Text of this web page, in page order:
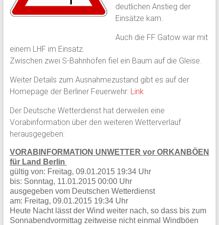
deutlichen Anstieg der
Einsätze kam.
Auch die FF Gatow war mit
einem LHF im Einsatz.
Zwischen zwei S-Bahnhöfen fiel ein Baum auf die Gleise.
Weiter Details zum Ausnahmezustand gibt es auf der
Homepage der Berliner Feuerwehr: Link
Der Deutsche Wetterdienst hat derweilen eine
Vorabinformation über den weiteren Wetterverlauf
herausgegeben:
VORABINFORMATION UNWETTER vor ORKANBÖEN
für Land Berlin
gültig von: Freitag, 09.01.2015 19:34 Uhr
bis: Sonntag, 11.01.2015 00:00 Uhr
ausgegeben vom Deutschen Wetterdienst
am: Freitag, 09.01.2015 19:34 Uhr
Heute Nacht lässt der Wind weiter nach, so dass bis zum
Sonnabendvormittag zeitweise nicht einmal Windböen